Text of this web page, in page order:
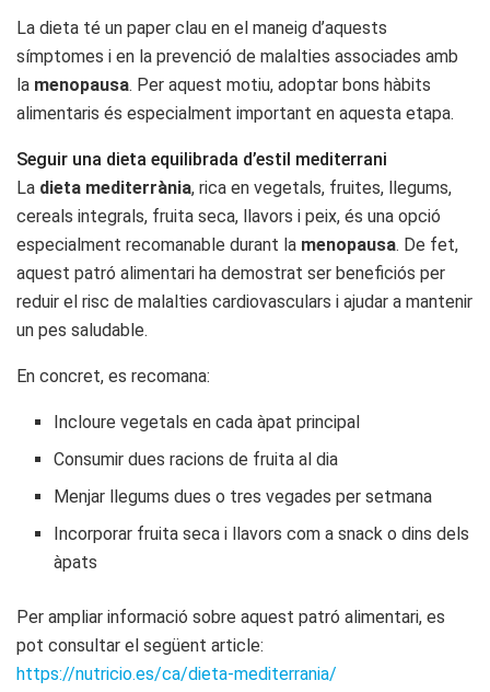
La dieta té un paper clau en el maneig d’aquests
símptomes i en la prevenció de malalties associades amb
la menopausa. Per aquest motiu, adoptar bons hàbits
alimentaris és especialment important en aquesta etapa.
Seguir una dieta equilibrada d’estil mediterrani
La dieta mediterrània, rica en vegetals, fruites, llegums,
cereals integrals, fruita seca, llavors i peix, és una opció
especialment recomanable durant la menopausa. De fet,
aquest patró alimentari ha demostrat ser beneficiós per
reduir el risc de malalties cardiovasculars i ajudar a mantenir
un pes saludable.
En concret, es recomana:
Incloure vegetals en cada àpat principal
Consumir dues racions de fruita al dia
Menjar llegums dues o tres vegades per setmana
Incorporar fruita seca i llavors com a snack o dins dels
àpats
Per ampliar informació sobre aquest patró alimentari, es
pot consultar el següent article:
https://nutricio.es/ca/dieta-mediterrania/